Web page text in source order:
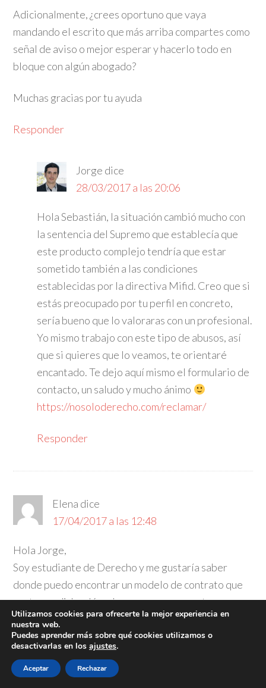
Adicionalmente, ¿crees oportuno que vaya
mandando el escrito que más arriba compartes como
señal de aviso o mejor esperar y hacerlo todo en
bloque con algún abogado?
Muchas gracias por tu ayuda
Responder
Jorge dice
28/03/2017 a las 20:06
Hola Sebastián, la situación cambió mucho con
la sentencia del Supremo que establecía que
este producto complejo tendría que estar
sometido también a las condiciones
establecidas por la directiva Mifid. Creo que si
estás preocupado por tu perfil en concreto,
sería bueno que lo valoraras con un profesional.
Yo mismo trabajo con este tipo de abusos, así
que si quieres que lo veamos, te orientaré
encantado. Te dejo aquí mismo el formulario de
contacto, un saludo y mucho ánimo
https://nosoloderecho.com/reclamar/
Responder
Elena dice
17/04/2017 a las 12:48
Hola Jorge,
Soy estudiante de Derecho y me gustaría saber
donde puedo encontrar un modelo de contrato que
contenga dicha cláusula, ya que no encuentro
ninguno y me gustaría saber el contenido del mismo.
Gracias
Responder
Utilizamos cookies para ofrecerte la mejor experiencia en
nuestra web.
Puedes aprender más sobre qué cookies utilizamos o
desactivarlas en los ajustes.
Aceptar Rechazar